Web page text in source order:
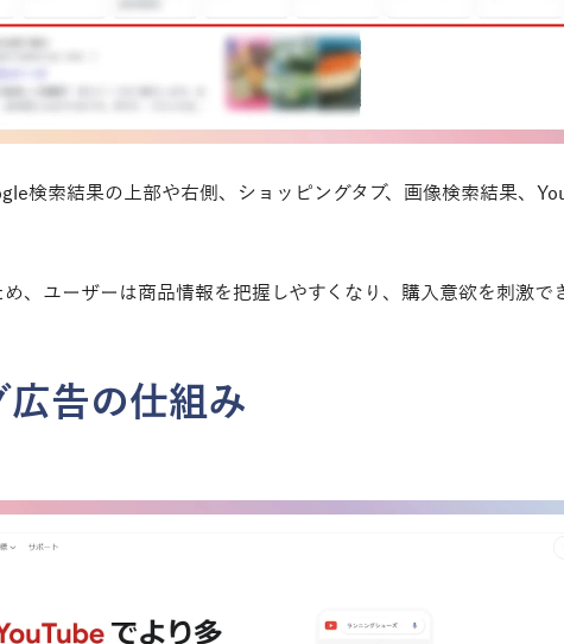
検索結果の上部や右側、ショッピングタブ、画像検索結果、
、ユーザーは商品情報を把握しやすくなり、購入意欲を刺激でき
広告の仕組み